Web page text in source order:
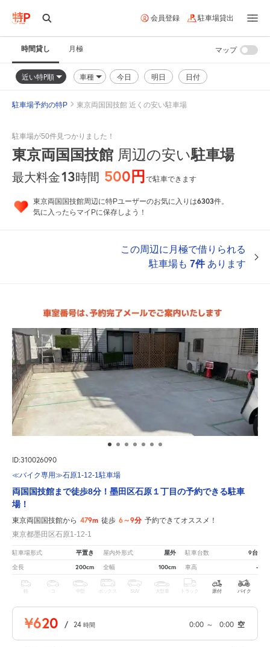
会員登録 駐車場貸出
時間貸し 月極
近い特P順 車種 今日 明日 日付
マップ
駐車場予約の特P 東京両国国技館 近くの安い駐車場
駐車場が50件見つかりました！
東京両国国技館 周辺の安い駐車場
最大料金13時間 500円で駐車できます
東京両国国技館周辺に特Pユーザーのお気に入りは6303件。
気に入ったらマイPに保存しよう！
この周辺に月極で借りられる
駐車場も 7件あります
ID:310026090
≪バイク専用≫石原1-12-1駐車場
両国国技館まで徒歩8分！墨田区石原１丁目の予約できる駐車
場！
東京両国国技館から 479m 徒歩 6～9分 予約できてオススメ！
東京都墨田区石原1-12-1
駐車場形式 平置き 屋内外形式 屋外 駐車台数 9台
全長 200cm 全幅 100cm 車高 -
軽 中型 ボックス SUV 大型車 トラック 原付 バイク
¥620 / 24 時間 0:00 ～ 0:00 空